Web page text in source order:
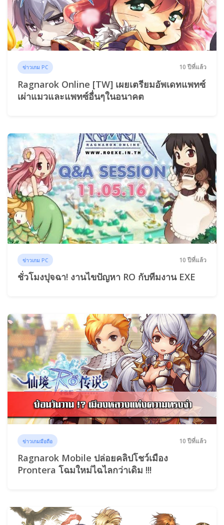
ข่าวเกม PC 10 ปีที่แล้ว
Ragnarok Online [TW] เผยเตรียมอัพเดทแพทซ์
เผ่าแมวและแพทซ์อื่นๆในอนาคต
ข่าวเกม PC 10 ปีที่แล้ว
ชั่วโมงปุจฉา! งานไขปัญหา RO กับทีมงาน EXE
ข่าวเกมมือถือ 10 ปีที่แล้ว
Ragnarok Mobile ปล่อยคลิปโชว์เมือง
Prontera โฉมใหม่ไฉไลกว่าเดิม !!!